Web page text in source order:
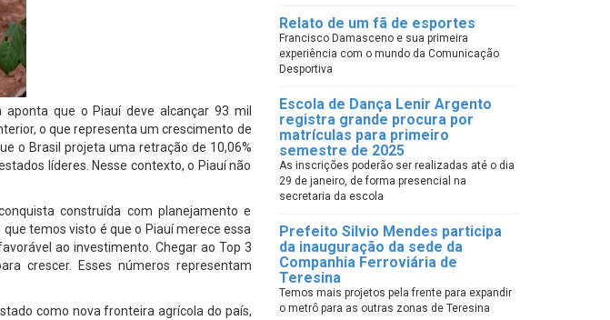
que o Piauí deve alcançar 93 mil
o que representa um crescimento de
o Brasil projeta uma retração de 10,06%
líderes. Nesse contexto, o Piauí não
construída com planejamento e
temos visto é que o Piauí merece essa
ao investimento. Chegar ao Top 3
crescer. Esses números representam
como nova fronteira agrícola do país,
Relato de um fã de esportes
Francisco Damasceno e sua primeira
experiência com o mundo da Comunicação
Desportiva
Escola de Dança Lenir Argento
registra grande procura por
matrículas para primeiro
semestre de 2025
As inscrições poderão ser realizadas até o dia
29 de janeiro, de forma presencial na
secretaria da escola
Prefeito Silvio Mendes participa
da inauguração da sede da
Companhia Ferroviária de
Teresina
Temos mais projetos pela frente para expandir
o metrô para as outras zonas de Teresina